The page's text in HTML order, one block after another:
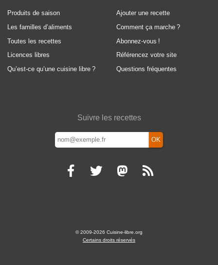
Produits de saison
Les familles d’aliments
Toutes les recettes
Licences libres
Qu’est-ce qu’une cuisine libre ?
Ajouter une recette
Comment ça marche ?
Abonnez-vous !
Référencez votre site
Questions fréquentes
Suivre les recettes
OK
© 2009-2026 Cuisine-libre.org
Certains droits réservés